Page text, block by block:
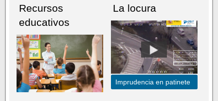
Recursos
educativos
La locura
Imprudencia en patinete